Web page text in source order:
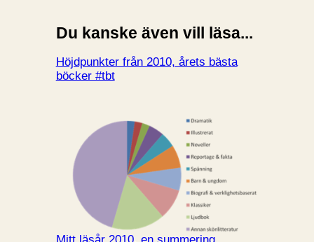
Du kanske även vill läsa...
Höjdpunkter från 2010, årets bästa
böcker #tbt